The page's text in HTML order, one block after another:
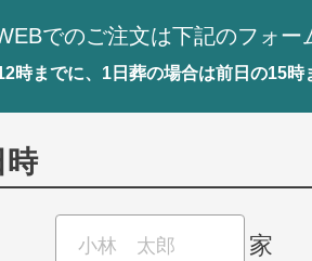
でのご注文は下記のフォー
時までに、 1日葬の場合は前日の15時
時
家